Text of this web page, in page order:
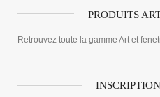
PRODUITS
Retrouvez toute la gamme Art et